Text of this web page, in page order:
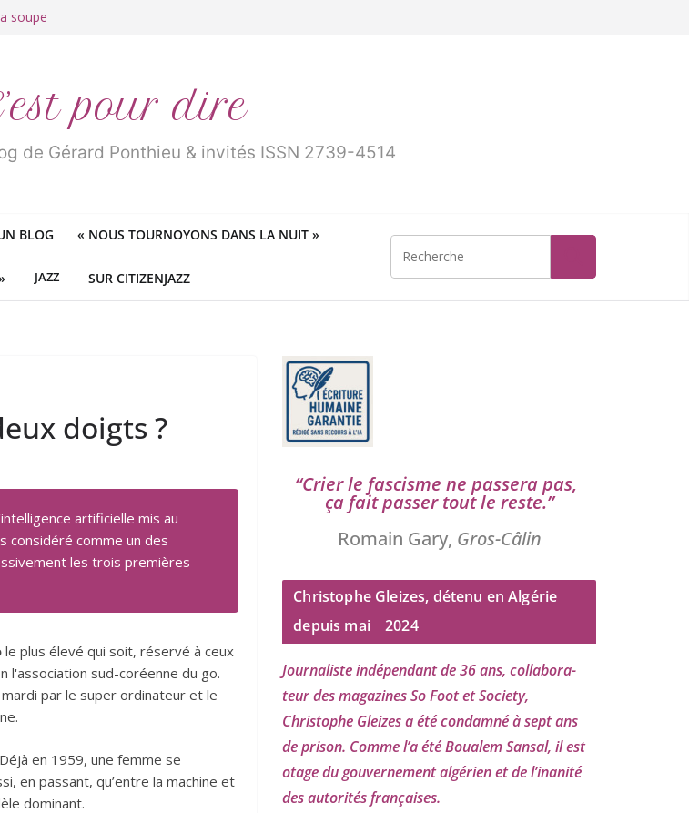
soupe
» !
pour dire
de Gérard Ponthieu & invités ISSN 2739-4514
BLOG « NOUS TOURNOYONS DANS LA NUIT »
JAZZ SUR CITIZENJAZZ
doigts ?
artificielle mis au
considéré comme un des
les trois premières
le plus élevé qui soit, réservé à ceux
l'association sud-coréenne du go.
par le super ordinateur et le
en 1959, une femme se
en passant, qu’entre la machine et
dominant.
“Crier le fas­cisme ne pas­se­ra pas,
ça fait pas­ser tout le reste.”
Romain Gary, Gros-Câlin
Christophe Gleizes, détenu en Algérie
depuis mai
2024
Journaliste indé­pen­dant de36ans, col­la­bo­ra­
teur des maga­zines So Foot et Society,
Christophe Gleizesa été condam­né à sept ans
de pri­son. Comme l’a été Boualem Sansal, il est
otage du gou­ver­ne­ment algé­rien et de l’i­na­ni­té
des auto­ri­tés françaises.